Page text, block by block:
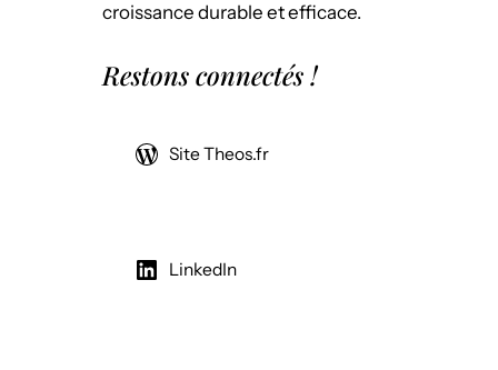
croissance durable et efficace.
Restons connectés !
Site Theos.fr
LinkedIn